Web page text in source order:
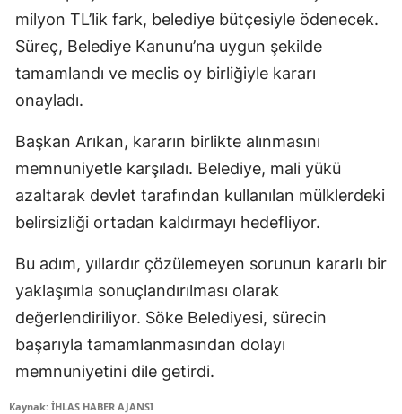
milyon TL’lik fark, belediye bütçesiyle ödenecek.
Süreç, Belediye Kanunu’na uygun şekilde
tamamlandı ve meclis oy birliğiyle kararı
onayladı.
Başkan Arıkan, kararın birlikte alınmasını
memnuniyetle karşıladı. Belediye, mali yükü
azaltarak devlet tarafından kullanılan mülklerdeki
belirsizliği ortadan kaldırmayı hedefliyor.
Bu adım, yıllardır çözülemeyen sorunun kararlı bir
yaklaşımla sonuçlandırılması olarak
değerlendiriliyor. Söke Belediyesi, sürecin
başarıyla tamamlanmasından dolayı
memnuniyetini dile getirdi.
Kaynak: İHLAS HABER AJANSI